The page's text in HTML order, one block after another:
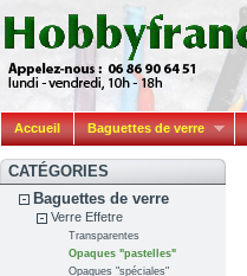
Accueil Baguettes de verre
CATÉGORIES
Baguettes de verre
Verre Effetre
Transparentes
Opaques "pastelles"
Opaques "spéciales"